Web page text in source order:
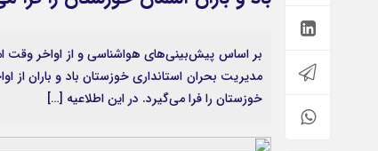
بر اساس پیش‌بینی‌های هواشناسی و از اواخر وقت
مدیریت بحران استانداری خوزستان باد و باران از
خوزستان را فرا می‌گیرد. در این اطلاعیه […]